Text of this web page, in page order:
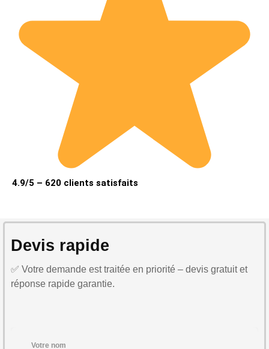
4.9/5 – 620 clients satisfaits
Devis rapide
✅ Votre demande est traitée en priorité – devis gratuit et
réponse rapide garantie.
Votre nom